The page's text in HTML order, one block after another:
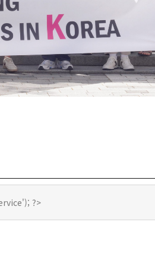
?>